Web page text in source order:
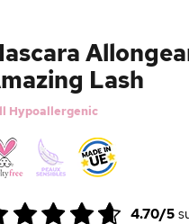
Lash
Hypoallergenic
4.70/5